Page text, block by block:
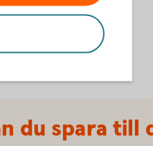
du spara till